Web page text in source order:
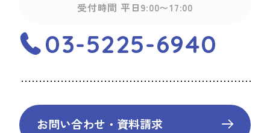
受付時間 平日9:00〜17:00
03-5225-6940
お問い合わせ・資料請求